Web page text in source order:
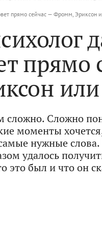
прямо сейчас — Фромм, Эриксон
прямо
сложно. Сложно
моменты
нужные слова.
удалось
это был и что он